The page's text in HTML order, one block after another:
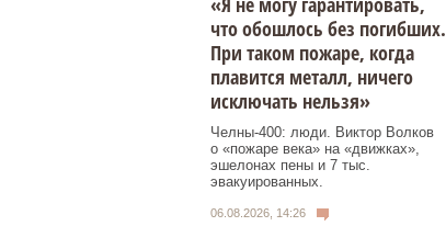
что обошлось без погибших.
При таком пожаре, когда
плавится металл, ничего
исключать нельзя»
Челны-400: люди. Виктор Волков
о «пожаре века» на «движках»,
эшелонах пены и 7 тыс.
эвакуированных.
06.08.2026, 14:26